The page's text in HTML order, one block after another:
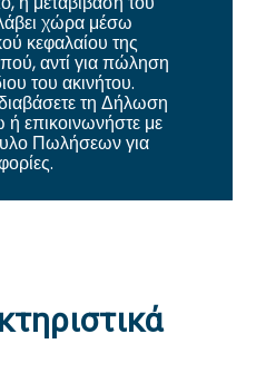
χώρα μέσω
κεφαλαίου της
αντί για πώληση
του ακινήτου.
τη Δήλωση
επικοινωνήστε με
Πωλήσεων για